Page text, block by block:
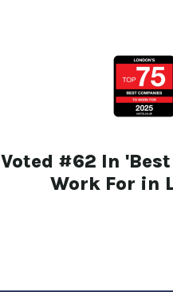
Voted #62 In
Work For in